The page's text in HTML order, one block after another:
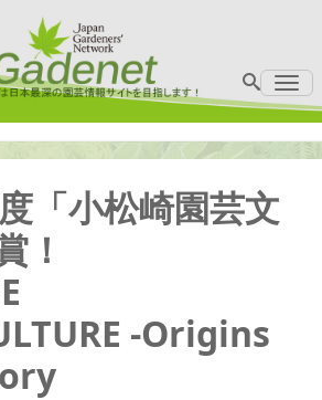
「小松崎園芸文
！
-Origins